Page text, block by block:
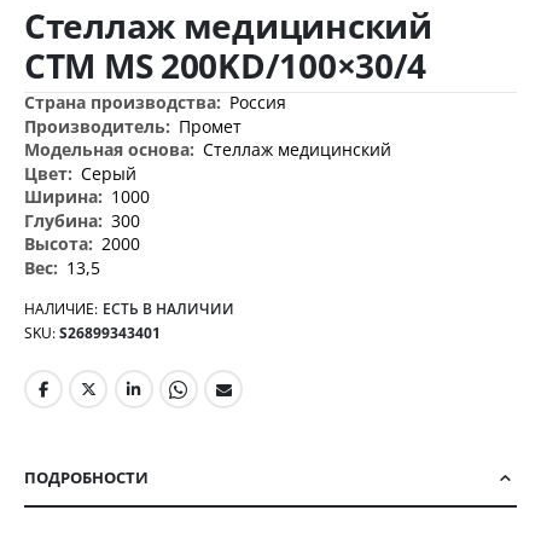
началу
изображений
Стеллаж медицинский
СТМ MS 200KD/100×30/4
Дополнительная
информация
Россия
Промет
Стеллаж медицинский
Серый
1000
300
2000
13,5
НАЛИЧИЕ: ЕСТЬ В НАЛИЧИИ
SKU S26899343401
ПОДРОБНОСТИ